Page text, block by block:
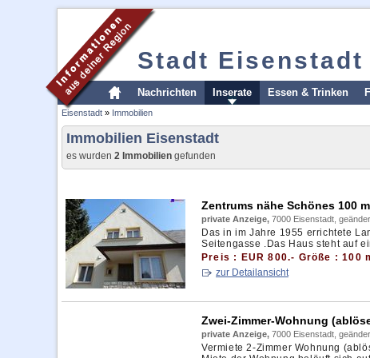
Stadt Eisenstadt
Nachrichten Inserate Essen & Trinken
Eisenstadt » Immobilien
Immobilien Eisenstadt
es wurden 2 Immobilien gefunden
Zentrums nähe Schönes 100
private Anzeige, 7000 Eisenstadt,
Das in im Jahre 1955 errichtete
Seitengasse .Das Haus steht auf
Preis : EUR 800.- Größe : 100
zur Detailansicht
Zwei-Zimmer-Wohnung
private Anzeige, 7000 Eisenstadt,
Vermiete 2-Zimmer Wohnung